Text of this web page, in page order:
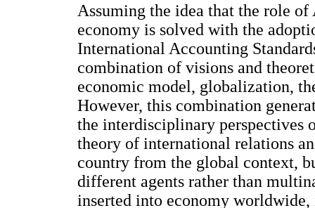
Assuming the idea that the role
economy is solved with the
International Accounting
combination of visions and
economic model, globalization,
However, this combination
the interdisciplinary perspectives
theory of international relations
country from the global context,
different agents rather than
inserted into economy